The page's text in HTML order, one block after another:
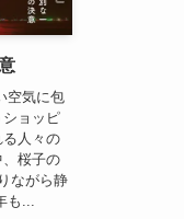
空気に包
ショッピ
人々の
桜子の
ながら静
...